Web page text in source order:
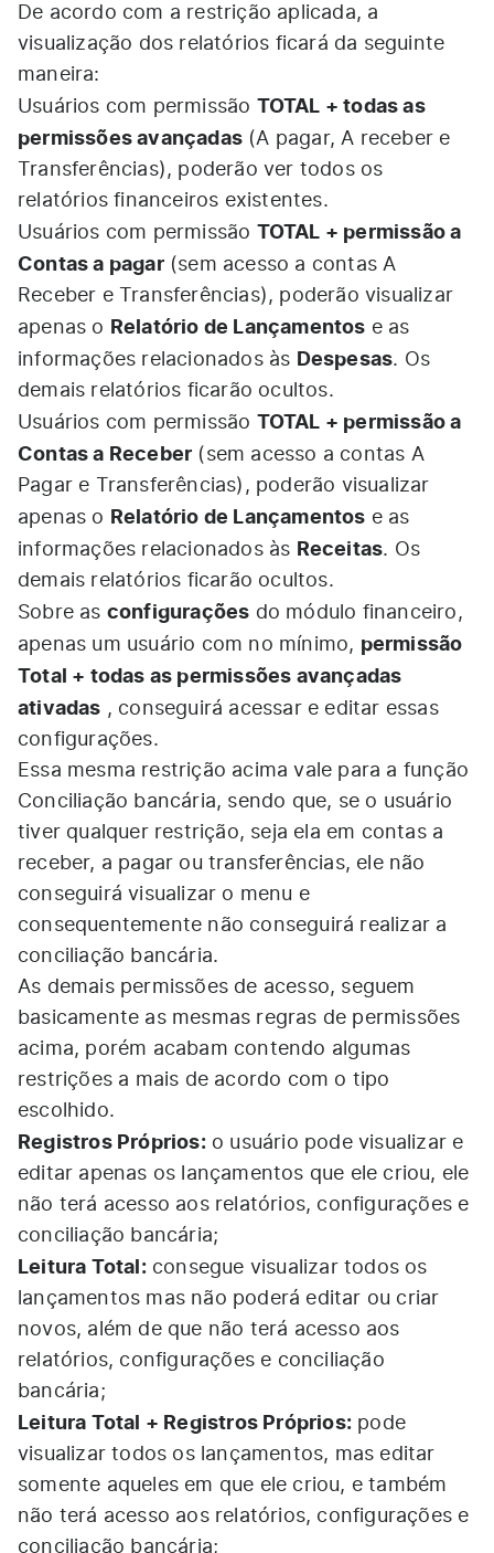
De acordo com a restrição aplicada, a
visualização dos relatórios ficará da seguinte
maneira:
Usuários com permissão TOTAL + todas as
permissões avançadas (A pagar, A receber e
Transferências), poderão ver todos os
relatórios financeiros existentes.
Usuários com permissão TOTAL + permissão a
Contas a pagar(sem acesso a contas A
Receber e Transferências), poderão visualizar
apenas o Relatório de Lançamentos e as
informações relacionados às Despesas. Os
demais relatórios ficarão ocultos.
Usuários com permissão TOTAL + permissão a
Contas a Receber (sem acesso a contas A
Pagar e Transferências), poderão visualizar
apenas o Relatório de Lançamentos e as
informações relacionados às Receitas. Os
demais relatórios ficarão ocultos.
Sobre as configurações do módulo financeiro,
apenas um usuário com no mínimo, permissão
Total + todas as permissões avançadas
ativadas , conseguirá acessar e editar essas
configurações.
Essa mesma restrição acima vale para a função
Conciliação bancária, sendo que, se o usuário
tiver qualquer restrição, seja ela em contas a
receber, a pagar ou transferências, ele não
conseguirá visualizar o menu e
consequentemente não conseguirá realizar a
conciliação bancária.
As demais permissões de acesso, seguem
basicamente as mesmas regras de permissões
acima, porém acabam contendo algumas
restrições a mais de acordo com o tipo
escolhido.
Registros Próprios:o usuário pode visualizar e
editar apenas os lançamentos que ele criou, ele
não terá acesso aos relatórios, configurações e
conciliação bancária;
Leitura Total:consegue visualizar todos os
lançamentos mas não poderá editar ou criar
novos, além de que não terá acesso aos
relatórios, configurações e conciliação
bancária;
Leitura Total + Registros Próprios: pode
visualizar todos os lançamentos, mas editar
somente aqueles em que ele criou, e também
não terá acesso aos relatórios, configurações e
conciliação bancária;